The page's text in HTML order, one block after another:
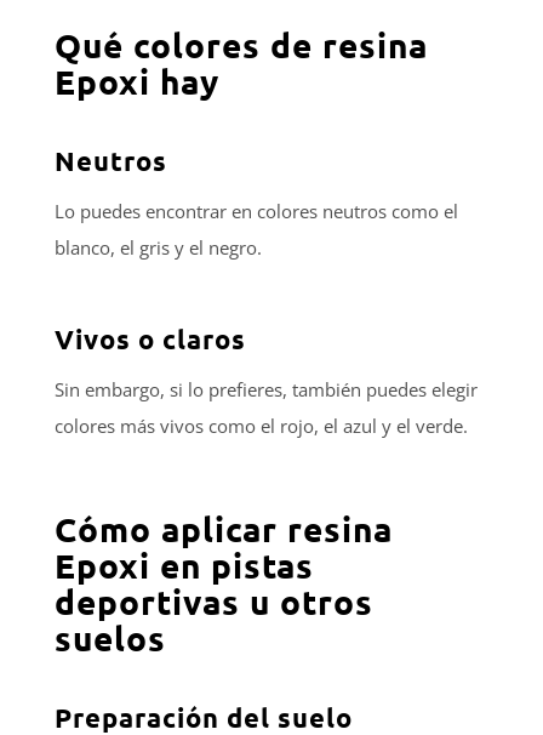
Qué colores de resina
Epoxi hay
Neutros
Lo puedes encontrar en colores neutros como el
blanco, el gris y el negro.
Vivos o claros
Sin embargo, si lo prefieres, también puedes elegir
colores más vivos como el rojo, el azul y el verde.
Cómo aplicar resina
Epoxi en pistas
deportivas u otros
suelos
Preparación del suelo